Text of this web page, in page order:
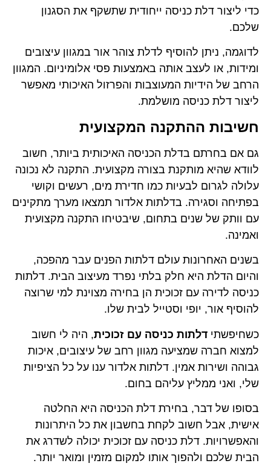
כדי ליצור דלת כניסה ייחודית שתשקף את הסגנון
שלכם.
לדוגמה, ניתן להוסיף לדלת צוהר אור במגוון עיצובים
ומידות, או לעצב אותה באמצעות פסי אלומיניום. המגוון
הרחב של הידיות המעוצבות והפרזול האיכותי מאפשר
ליצור דלת כניסה מושלמת.
חשיבות ההתקנה המקצועית
גם אם בחרתם בדלת הכניסה האיכותית ביותר, חשוב
לוודא שהיא מותקנת בצורה מקצועית. התקנה לא נכונה
עלולה לגרום לבעיות כמו חדירת מים, רעשים וקושי
בפתיחה וסגירה. בדלתות אלדור תמצאו מערך מתקינים
עם וותק של שנים בתחום, שיבטיחו התקנה מקצועית
ואמינה.
בשנים האחרונות עולם דלתות הפנים עבר מהפכה,
והיום הדלת היא חלק בלתי נפרד מעיצוב הבית. דלתות
כניסה לדירה עם זכוכית הן בחירה מצוינת למי שרוצה
להוסיף אור, יופי וסטייל לבית שלו.
כשחיפשתי דלתות כניסה עם זכוכית, היה לי חשוב
למצוא חברה שמציעה מגוון רחב של עיצובים, איכות
גבוהה ושירות אמין. דלתות אלדור ענו על כל הציפיות
שלי, ואני ממליץ עליהם בחום.
בסופו של דבר, בחירת דלת הכניסה היא החלטה
אישית, אבל חשוב לקחת בחשבון את כל היתרונות
והאפשרויות. דלת כניסה עם זכוכית יכולה לשדרג את
הבית שלכם ולהפוך אותו למקום מזמין ומואר יותר.